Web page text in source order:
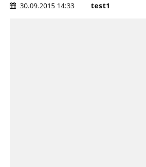
30.09.2015 14:33 test1